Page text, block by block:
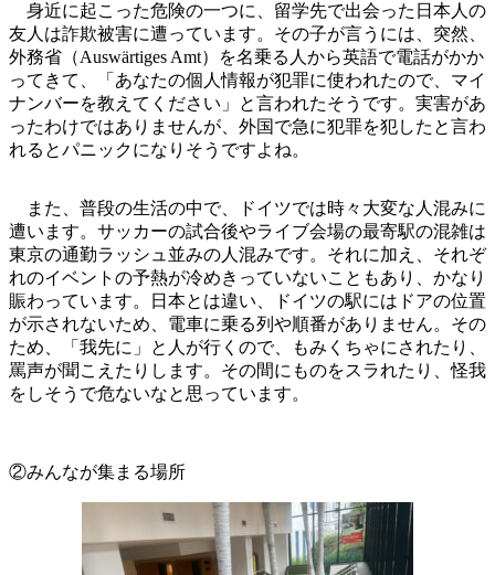
身近に起こった危険の一つに、留学先で出会った日本人の
友人は詐欺被害に遭っています。その子が言うには、突然、
外務省（Auswärtiges Amt）を名乗る人から英語で電話がかか
ってきて、「あなたの個人情報が犯罪に使われたので、マイ
ナンバーを教えてください」と言われたそうです。実害があ
ったわけではありませんが、外国で急に犯罪を犯したと言わ
れるとパニックになりそうですよね。
また、普段の生活の中で、ドイツでは時々大変な人混みに
遭います。サッカーの試合後やライブ会場の最寄駅の混雑は
東京の通勤ラッシュ並みの人混みです。それに加え、それぞ
れのイベントの予熱が冷めきっていないこともあり、かなり
賑わっています。日本とは違い、ドイツの駅にはドアの位置
が示されないため、電車に乗る列や順番がありません。その
ため、「我先に」と人が行くので、もみくちゃにされたり、
罵声が聞こえたりします。その間にものをスラれたり、怪我
をしそうで危ないなと思っています。
②みんなが集まる場所